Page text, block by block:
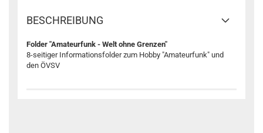
BESCHREIBUNG
Folder "Amateurfunk - Welt ohne Grenzen"
8-seitiger Informationsfolder zum Hobby "Amateurfunk" und
den ÖVSV